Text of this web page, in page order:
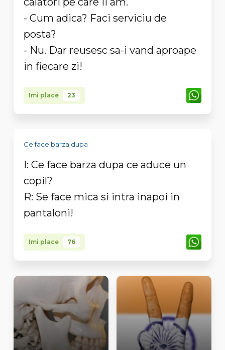
- Cum adica? Faci serviciu de
posta?
- Nu. Dar reusesc sa-i vand aproape
in fiecare zi!
Imi place 23
Ce face barza dupa
I: Ce face barza dupa ce aduce un
copil?
R: Se face mica si intra inapoi in
pantaloni!
Imi place 76